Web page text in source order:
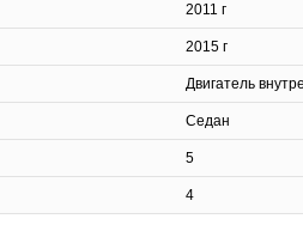
2011 г
2015 г
Двигатель
Седан
5
4